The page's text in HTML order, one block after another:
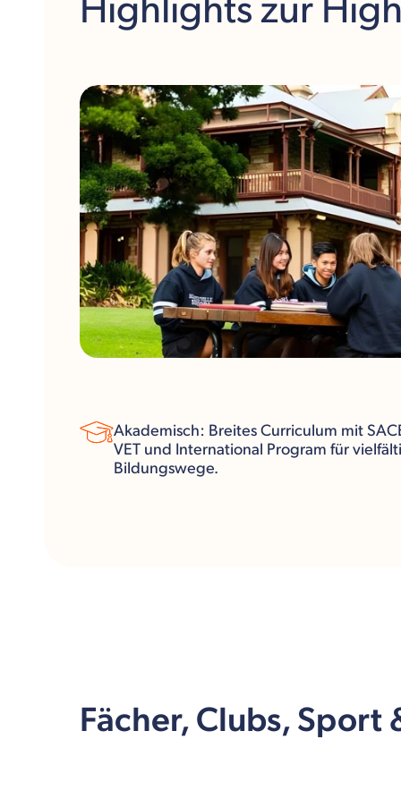
Highlights zur
Akademisch: Breites Curriculum mit
VET und International Program für
Bildungswege.
Fächer, Clubs,